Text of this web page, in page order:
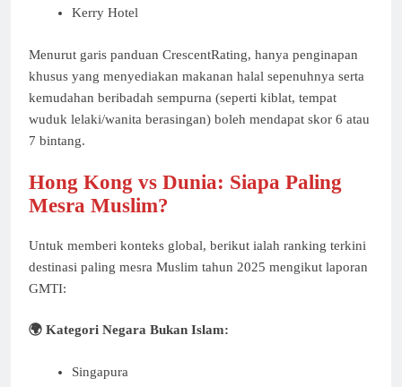
Kerry Hotel
Menurut garis panduan CrescentRating, hanya penginapan
khusus yang menyediakan makanan halal sepenuhnya serta
kemudahan beribadah sempurna (seperti kiblat, tempat
wuduk lelaki/wanita berasingan) boleh mendapat skor 6 atau
7 bintang.
Hong Kong vs Dunia: Siapa Paling
Mesra Muslim?
Untuk memberi konteks global, berikut ialah ranking terkini
destinasi paling mesra Muslim tahun 2025 mengikut laporan
GMTI:
🌍 Kategori Negara Bukan Islam:
Singapura